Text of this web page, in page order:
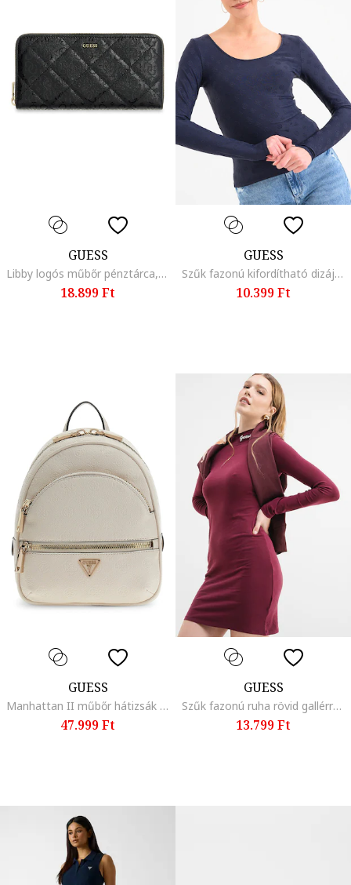
GUESS
Libby logós műbőr pénztárca, Fekete
18.899 Ft
GUESS
Szűk fazonú kifordítható dizájnú felső, Sötétkék
10.399 Ft
GUESS
Manhattan II műbőr hátizsák két külső zsebbel, Törtfehér
47.999 Ft
GUESS
Szűk fazonú ruha rövid gallérral, Bíborszín
13.799 Ft